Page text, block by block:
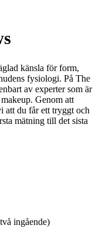
känsla för form,
fysiologi. På The
av experter som är
Genom att
att du får ett tryggt och
mätning till det sista
ingående)